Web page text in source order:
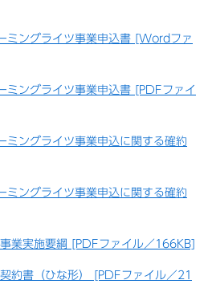
ミングライツ事業申込書 [Wordファ
ミングライツ事業申込書 [PDFファイ
ミングライツ事業申込に関する確約
ミングライツ事業申込に関する確約
業実施要綱 [PDFファイル／166KB]
約書（ひな形） [PDFファイル／21